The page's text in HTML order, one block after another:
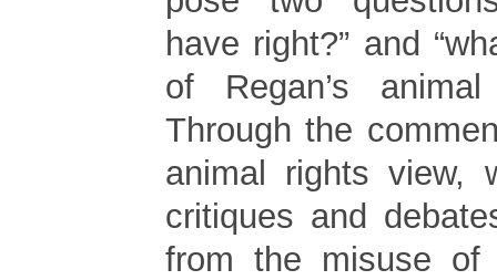
have right?” and
of Regan’s
Through the
animal rights view,
critiques and
from the misuse of